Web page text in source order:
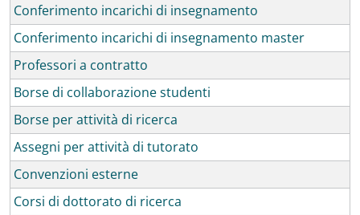
Conferimento incarichi di insegnamento
Conferimento incarichi di insegnamento master
Professori a contratto
Borse di collaborazione studenti
Borse per attività di ricerca
Assegni per attività di tutorato
Convenzioni esterne
Corsi di dottorato di ricerca